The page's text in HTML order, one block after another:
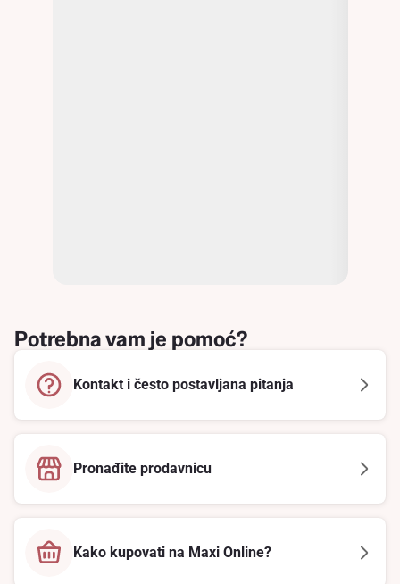
Potrebna vam je pomoć?
Kontakt i često postavljana pitanja
Pronađite prodavnicu
Kako kupovati na Maxi Online?